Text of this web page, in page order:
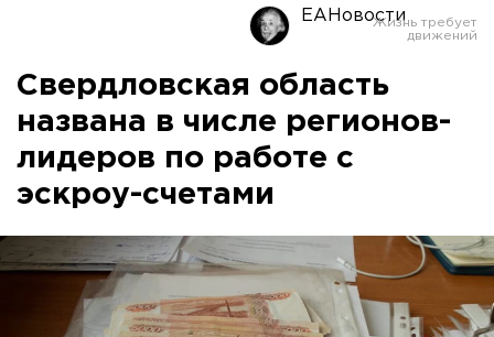
ЕАНовости
Свердловская область
названа в числе регионов-
лидеров по работе с
эскроу-счетами